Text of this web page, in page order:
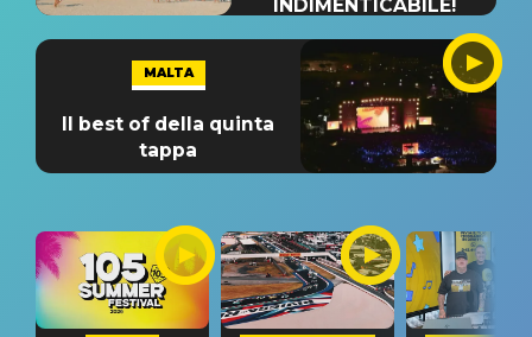
INDIMENTICABILE!
MALTA
Il best of della quinta
tappa